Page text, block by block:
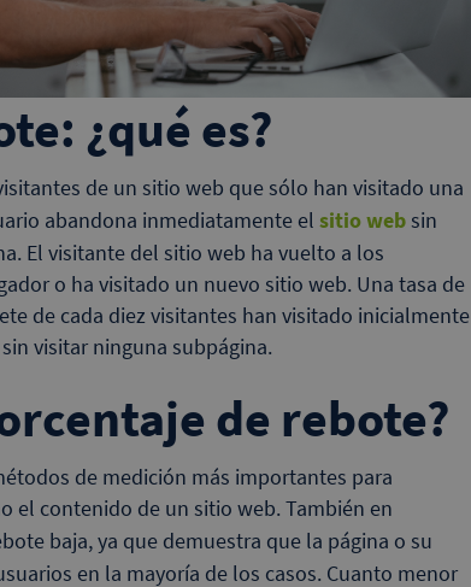
¿qué es?
de un sitio web que sólo han visitado una
abandona inmediatamente el sitio websin
El visitante del sitio web ha vuelto a los
o ha visitado un nuevo sitio web. Una tasa de
de cada diez visitantes han visitado inicialmente
visitar ninguna subpágina.
de rebote?
de medición más importantes para
el contenido de un sitio web. También en
baja, ya que demuestra que la página o su
en la mayoría de los casos. Cuanto menor